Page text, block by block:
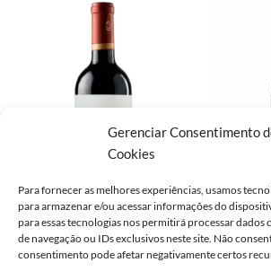
Gerenciar Consentimento
Cookies
Para fornecer as melhores experiências, usamos
para armazenar e/ou acessar informações do
para essas tecnologias nos permitirá processar
de navegação ou IDs exclusivos neste site. Não
consentimento pode afetar negativamente certos
CHILE CHILE